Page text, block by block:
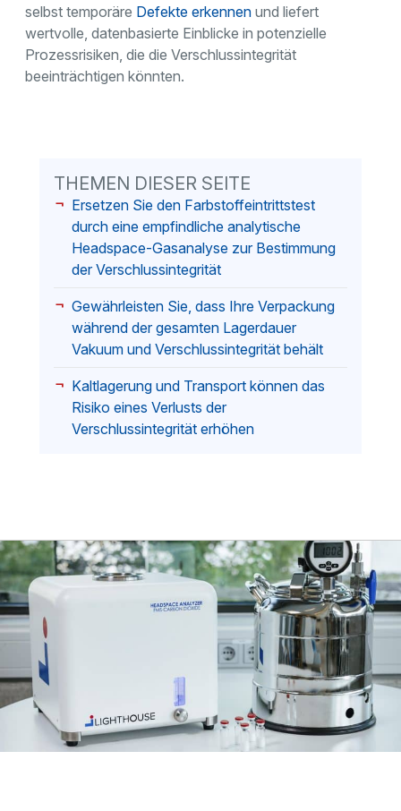
selbst temporäre Defekte erkennen und liefert
wertvolle, datenbasierte Einblicke in potenzielle
Prozessrisiken, die die Verschlussintegrität
beeinträchtigen könnten.
THEMEN DIESER SEITE
Ersetzen Sie den Farbstoffeintrittstest
durch eine empfindliche analytische
Headspace-Gasanalyse zur Bestimmung
der Verschlussintegrität
Gewährleisten Sie, dass Ihre Verpackung
während der gesamten Lagerdauer
Vakuum und Verschlussintegrität behält
Kaltlagerung und Transport können das
Risiko eines Verlusts der
Verschlussintegrität erhöhen